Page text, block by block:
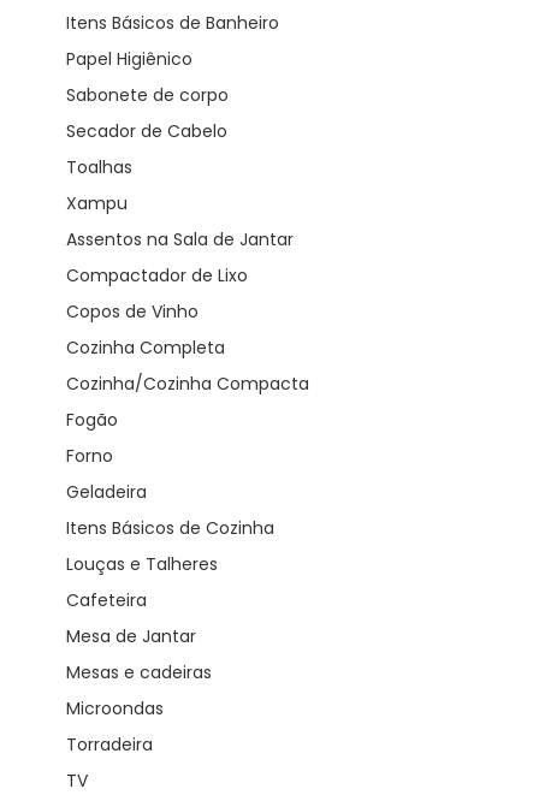
Itens Básicos de Banheiro
Papel Higiênico
Sabonete de corpo
Secador de Cabelo
Toalhas
Xampu
Assentos na Sala de Jantar
Compactador de Lixo
Copos de Vinho
Cozinha Completa
Cozinha/Cozinha Compacta
Fogão
Forno
Geladeira
Itens Básicos de Cozinha
Louças e Talheres
Cafeteira
Mesa de Jantar
Mesas e cadeiras
Microondas
Torradeira
TV